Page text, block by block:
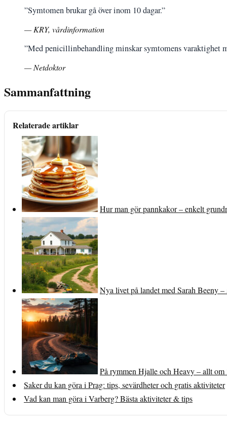
”Symtomen brukar gå över inom 10 dagar.”
— KRY, vårdinformation
”Med penicillinbehandling minskar symtomens varaktighet
— Netdoktor
Sammanfattning
Relaterade artiklar
Hur man gör pannkakor – enkelt
Nya livet på landet med Sarah Beeny
På rymmen Hjalle och Heavy – allt
Saker du kan göra i Prag: tips, sevärdheter och gratis aktiviteter
Vad kan man göra i Varberg? Bästa aktiviteter & tips